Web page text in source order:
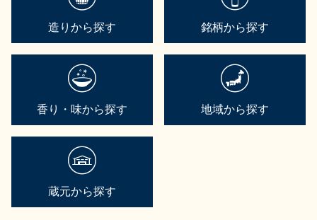
造りから探す 銘柄から探す
香り・味から探す 地域から探す
蔵元から探す